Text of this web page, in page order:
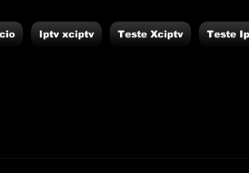
Iptv xciptv Teste Xciptv Teste